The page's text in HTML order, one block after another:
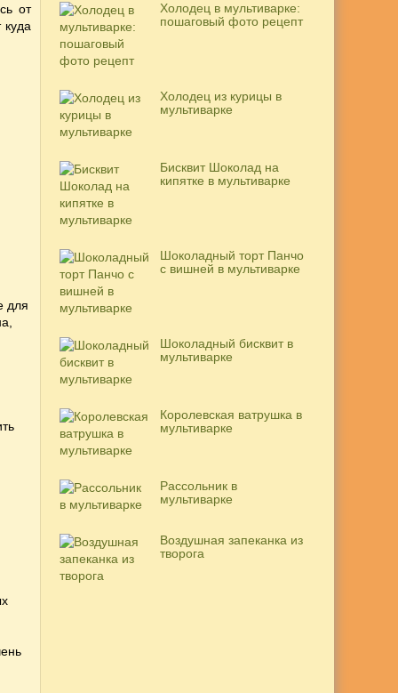
от
для
Холодец в мультиварке:
пошаговый фото рецепт
Холодец из курицы в
мультиварке
Бисквит Шоколад на
кипятке в мультиварке
Шоколадный торт Панчо
с вишней в мультиварке
Шоколадный бисквит в
мультиварке
Королевская ватрушка в
мультиварке
Рассольник в
мультиварке
Воздушная запеканка из
творога